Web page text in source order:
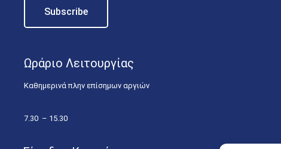
Ωράριο Λειτουργίας
Καθημερινά πλην επίσημων αργιών
7.30 – 15.30